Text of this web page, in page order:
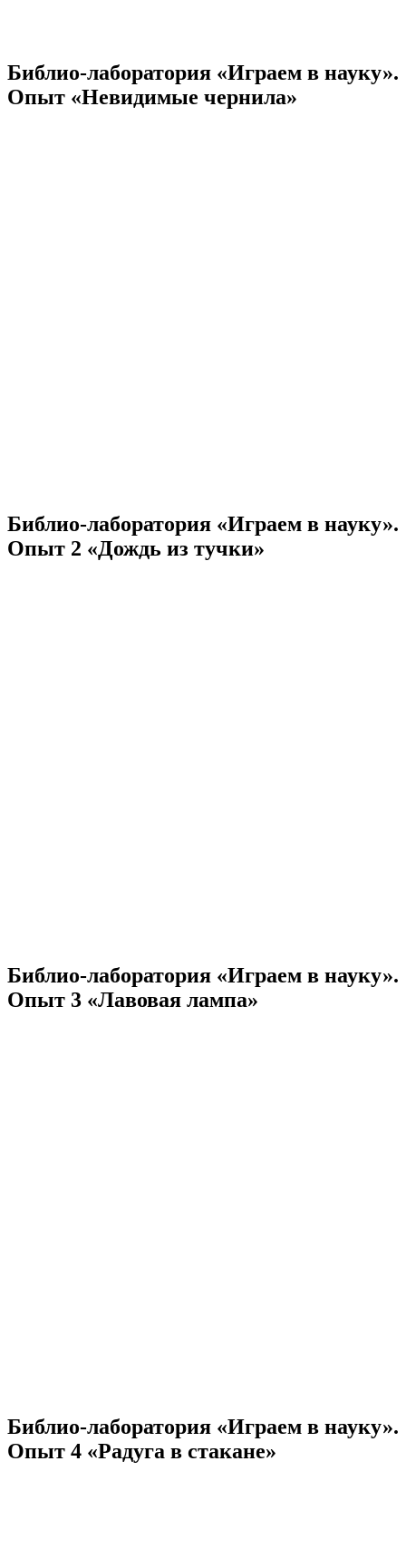
Библио-лаборатория «Играем в науку».
Опыт «Невидимые чернила»
Библио-лаборатория «Играем в науку».
Опыт 2 «Дождь из тучки»
Библио-лаборатория «Играем в науку».
Опыт 3 «Лавовая лампа»
Библио-лаборатория «Играем в науку».
Опыт 4 «Радуга в стакане»